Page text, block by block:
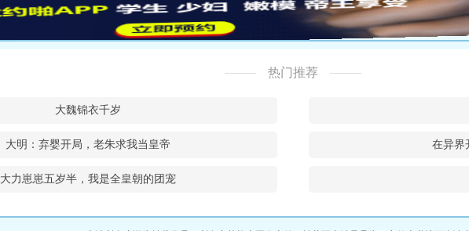
热门推荐
大魏锦衣千岁
大明：弃婴开局，老朱求我当皇帝 在异界
大力崽崽五岁半，我是全皇朝的团宠